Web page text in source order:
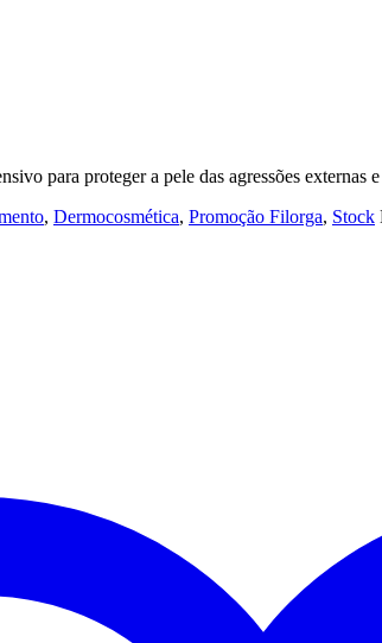
para proteger a pele das agressões
, Dermocosmética, Promoção Filorga, Stock